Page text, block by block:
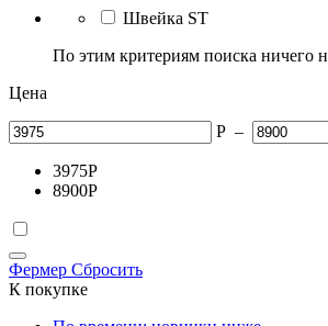
Швейка ST
По этим критериям поиска ничего
Цена
Р –
3975Р
8900Р
Фермер Сбросить
К покупке